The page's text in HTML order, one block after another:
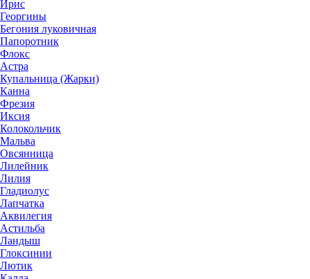
Ирис
Георгины
Бегония луковичная
Папоротник
Флокс
Астра
Купальница (Жарки)
Канна
Фрезия
Иксия
Колокольчик
Мальва
Овсянница
Лилейник
Лилия
Гладиолус
Лапчатка
Аквилегия
Астильба
Ландыш
Глоксинии
Лютик